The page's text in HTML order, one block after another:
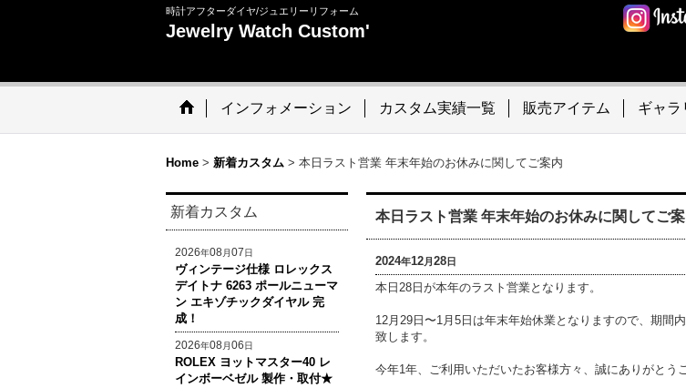
時計アフターダイヤ/ジュエリーリフォーム
Jewelry Watch Custom'
インフォメーション カスタム実績一覧 販売アイテム ギャラ
Home > 新着カスタム > 本日ラスト営業 年末年始のお休みに関してご案内
新着カスタム
2026年08月07日
ヴィンテージ仕様 ロレックス
デイトナ 6263 ポールニューマ
ン エキゾチックダイヤル 完
成！
2026年08月06日
ROLEX ヨットマスター40 レ
インボーベゼル 製作・取付★
本日ラスト営業 年末年始のお休みに関してご
2024年12月28日
本日28日が本年のラスト営業となります。
12月29日〜1月5日は年末年始休業となりますので、期間
致します。
今年1年、ご利用いただいたお客様方々、誠にありがとう